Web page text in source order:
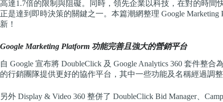
高達1.7倍的限制與阻礙。同時，領先企業以科技，在對的時間
正是達到即時決策的關鍵之一。 本篇潮網整理 Google
新！
Google Marketing Platform 功能完善且強大的營銷平台
自 Google 宣布將 DoubleClick 及 Google Analytics 360 套件整合
的行銷團隊提供更好的協作平台，其中一些功能及名稱經過調整
另外 Display & Video 360 整併了 DoubleClick Bid Manager、